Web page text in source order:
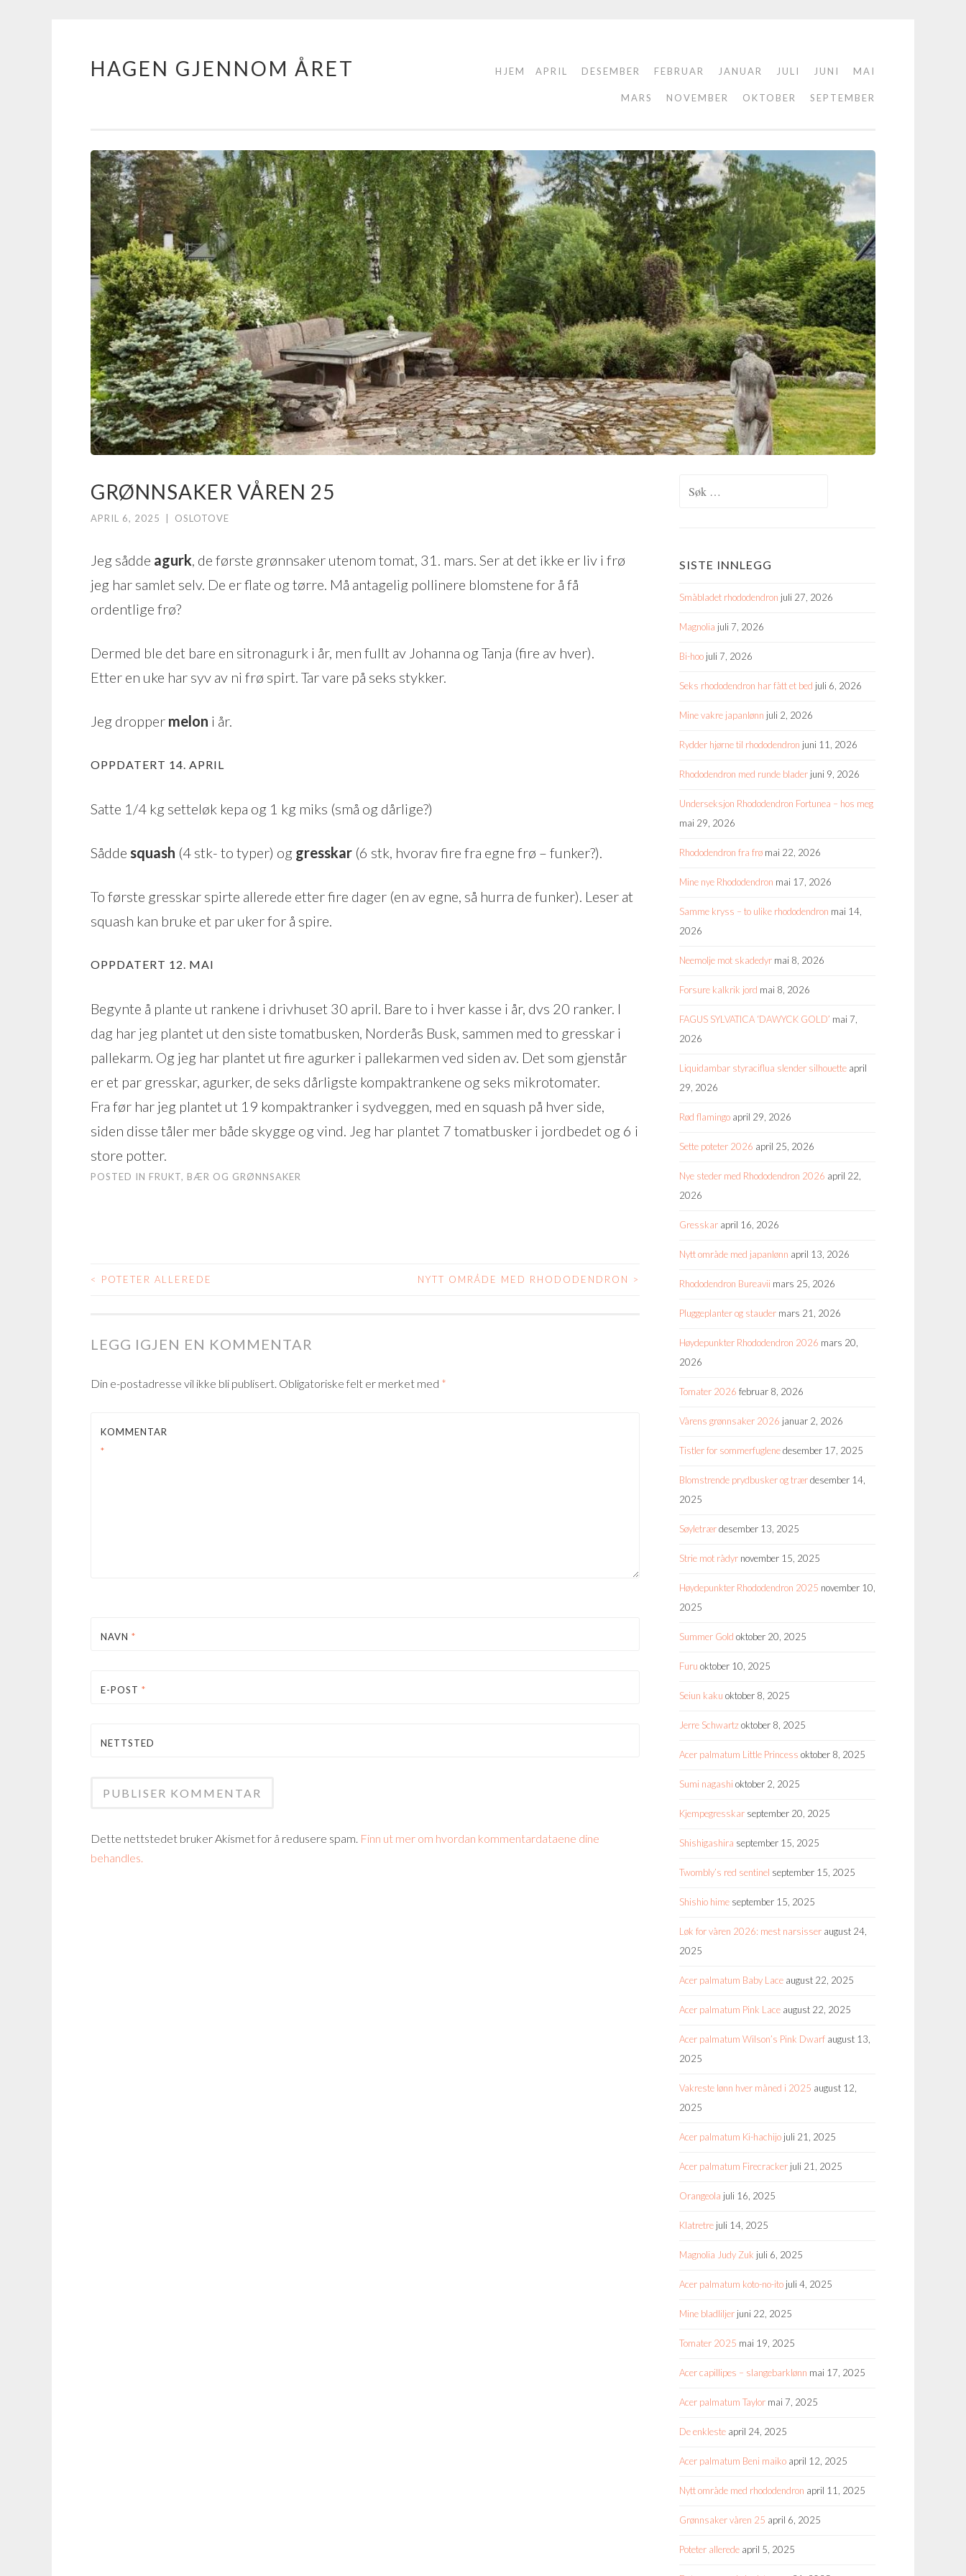
Skip
HAGEN GJENNOM ÅRET HJEM APRIL DESEMBER FEBRUAR JANUAR JULI JUNI MAI
MARS NOVEMBER OKTOBER SEPTEMBER
GRØNNSAKER VÅREN 25
APRIL 6, 2025 OSLOTOVE
Jeg sådde agurk, de første grønnsaker utenom tomat, 31. mars. Ser at det ikke er liv i frø
jeg har samlet selv. De er flate og tørre. Må antagelig pollinere blomstene for å få
ordentlige frø?
Dermed ble det bare en sitronagurk i år, men fullt av Johanna og Tanja (fire av hver).
Etter en uke har syv av ni frø spirt. Tar vare på seks stykker.
Jeg dropper melon i år.
OPPDATERT 14. APRIL
Satte 1/4 kg setteløk kepa og 1 kg miks (små og dårlige?)
Sådde squash (4 stk- to typer) og gresskar (6 stk, hvorav fire fra egne frø – funker?).
To første gresskar spirte allerede etter fire dager (en av egne, så hurra de funker). Leser at
squash kan bruke et par uker for å spire.
OPPDATERT 12. MAI
Begynte å plante ut rankene i drivhuset 30 april. Bare to i hver kasse i år, dvs 20 ranker. I
dag har jeg plantet ut den siste tomatbusken, Norderås Busk, sammen med to gresskar i
pallekarm. Og jeg har plantet ut fire agurker i pallekarmen ved siden av. Det som gjenstår
er et par gresskar, agurker, de seks dårligste kompaktrankene og seks mikrotomater.
Fra før har jeg plantet ut 19 kompaktranker i sydveggen, med en squash på hver side,
siden disse tåler mer både skygge og vind. Jeg har plantet 7 tomatbusker i jordbedet og 6 i
store potter.
POSTED IN FRUKT, BÆR OG GRØNNSAKER
POST
< POTETER ALLEREDE NYTT OMRÅDE MED RHODODENDRON >
LEGG IGJEN EN KOMMENTAR
Din e-postadresse vil ikke bli publisert. Obligatoriske felt er merket med *
KOMMENTAR
*
NAVN *
E-POST *
NETTSTED
Dette nettstedet bruker Akismet for å redusere spam. Finn ut mer om hvordan kommentardataene dine
behandles.
SISTE INNLEGG
Småbladet rhododendron juli 27, 2026
Magnolia juli 7, 2026
Bi-hoo juli 7, 2026
Seks rhododendron har fått et bed juli 6, 2026
Mine vakre japanlønn juli 2, 2026
Rydder hjørne til rhododendron juni 11, 2026
Rhododendron med runde blader juni 9, 2026
Underseksjon Rhododendron Fortunea – hos meg
mai 29, 2026
Rhododendron fra frø mai 22, 2026
Mine nye Rhododendron mai 17, 2026
Samme kryss – to ulike rhododendron mai 14,
2026
Neemolje mot skadedyr mai 8, 2026
Forsure kalkrik jord mai 8, 2026
FAGUS SYLVATICA ‘DAWYCK GOLD’ mai 7,
2026
Liquidambar styraciflua slender silhouette april
29, 2026
Rød flamingo april 29, 2026
Sette poteter 2026 april 25, 2026
Nye steder med Rhododendron 2026 april 22,
2026
Gresskar april 16, 2026
Nytt område med japanlønn april 13, 2026
Rhododendron Bureavii mars 25, 2026
Pluggeplanter og stauder mars 21, 2026
Høydepunkter Rhododendron 2026 mars 20,
2026
Tomater 2026 februar 8, 2026
Vårens grønnsaker 2026 januar 2, 2026
Tistler for sommerfuglenedesember 17, 2025
Blomstrende prydbusker og trærdesember 14,
2025
Søyletrærdesember 13, 2025
Strie mot rådyr november 15, 2025
Høydepunkter Rhododendron 2025 november 10,
2025
Summer Gold oktober 20, 2025
Furu oktober 10, 2025
Seiun kaku oktober 8, 2025
Jerre Schwartzoktober 8, 2025
Acer palmatum Little Princess oktober 8, 2025
Sumi nagashi oktober 2, 2025
Kjempegresskar september 20, 2025
Shishigashira september 15, 2025
Twombly’s red sentinel september 15, 2025
Shishio hime september 15, 2025
Løk for våren 2026: mest narsisser august 24,
2025
Acer palmatum Baby Lace august 22, 2025
Acer palmatum Pink Lace august 22, 2025
Acer palmatum Wilson’s Pink Dwarf august 13,
2025
Vakreste lønn hver måned i 2025 august 12,
2025
Acer palmatum Ki-hachijo juli 21, 2025
Acer palmatum Firecracker juli 21, 2025
Orangeola juli 16, 2025
Klatretre juli 14, 2025
Magnolia Judy Zuk juli 6, 2025
Acer palmatum koto-no-ito juli 4, 2025
Mine bladliljer juni 22, 2025
Tomater 2025 mai 19, 2025
Acer capillipes – slangebarklønn mai 17, 2025
Acer palmatum Taylor mai 7, 2025
De enkleste april 24, 2025
Acer palmatum Beni maiko april 12, 2025
Nytt område med rhododendron april 11, 2025
Grønnsaker våren 25 april 6, 2025
Poteter allerede april 5, 2025